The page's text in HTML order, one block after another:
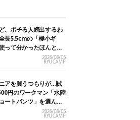
、ポチる人続出するわ
長5.5cmの「極小ギ
って分かったほんとの
2026/08/05
RYUCAMP
アを買うつもりが…試
円のワークマン「水陸
ートパンツ」を選んだ
2026/08/05
RYUCAMP